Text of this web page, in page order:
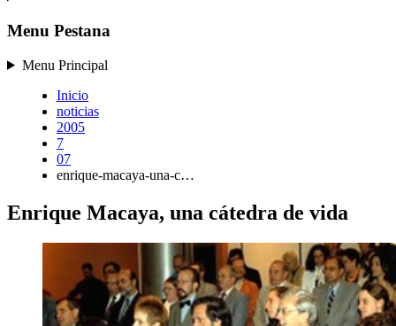
Menu Pestana
Menu Principal
Inicio
noticias
2005
7
07
enrique-macaya-una-c…
Enrique Macaya, una cátedra de vida